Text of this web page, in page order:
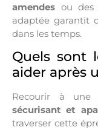
amendes ou des
adaptée garantit
dans les temps.
Quels sont
aider après
Recourir à une
sécurisant et
traverser cette